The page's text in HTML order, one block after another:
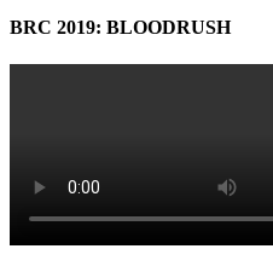
BRC 2019: BLOODRUSH